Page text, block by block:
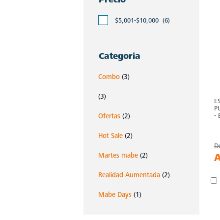
$5,001-$10,000 (6)
Categoria
Combo (3)
(3)
Ofertas (2)
Hot Sale (2)
Martes mabe (2)
Realidad Aumentada (2)
Mabe Days (1)
-